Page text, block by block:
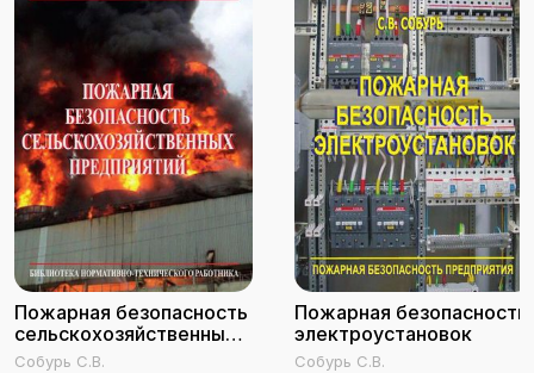
Пожарная безопасность
сельскохозяйственных
предприятий
Собурь С.В.
Пожарная безопасность
электроустановок
Собурь С.В.